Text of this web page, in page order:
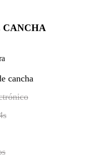
cancha